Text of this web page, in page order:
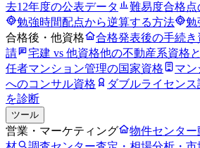
去12年度の公表データ
難易度合格点
勉強時間配点から逆算する方法 勉
合格後・他資格
合格発表後の手続き
請
宅建 vs 他資格他の不動産系資格
任者マンション管理の国家資格 マン
へのコンサル資格
ダブルライセンス
を診断
ツール
営業・マーケティング 物件センター